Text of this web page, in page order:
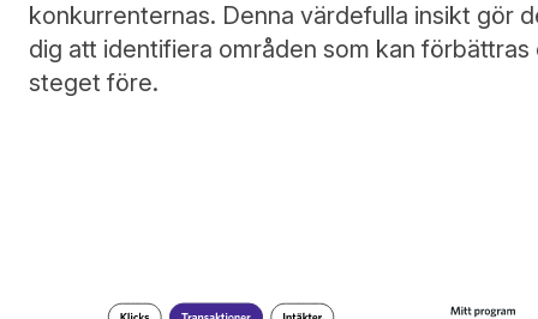
konkurrenternas. Denna värdefulla insikt gör
dig att identifiera områden som kan förbättras
steget före.